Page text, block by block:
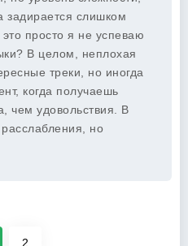
задирается слишком
просто я не успеваю
В целом, неплохая
треки, но иногда
когда получаешь
чем удовольствия. В
но
2